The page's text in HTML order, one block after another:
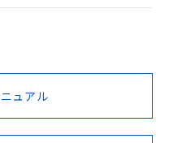
登録
く前に、以下を必ずお読
BV型式承認
（フランス
KR型式
（韓国
ュアル